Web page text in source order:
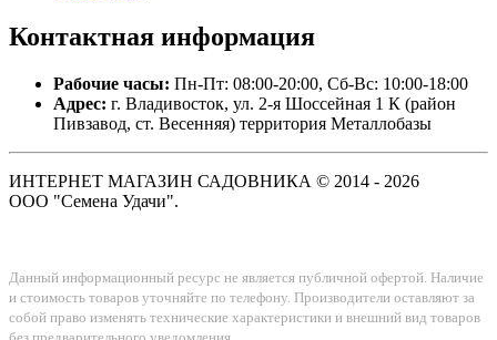
Контактная информация
Рабочие часы: Пн-Пт: 08:00-20:00, Сб-Вс: 10:00-18:00
Адрес: г. Владивосток, ул. 2-я Шоссейная 1 К (район
Пивзавод, ст. Весенняя) территория Металлобазы
ИНТЕРНЕТ МАГАЗИН САДОВНИКА © 2014 - 2026
ООО "Семена Удачи".
Данный информационный ресурс не является публичной офертой. Наличие
и стоимость товаров уточняйте по телефону. Производители оставляют за
собой право изменять технические характеристики и внешний вид товаров